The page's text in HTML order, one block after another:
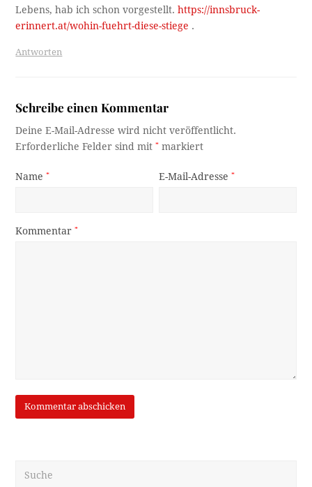
Lebens, hab ich schon vorgestellt.https://innsbruck-
erinnert.at/wohin-fuehrt-diese-stiege .
Antworten
Schreibe einen Kommentar
Deine E-Mail-Adresse wird nicht veröffentlicht.
Erforderliche Felder sind mit* markiert
Name* E-Mail-Adresse*
Kommentar*